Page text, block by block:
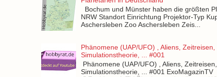
Bochum und Münster haben die größten
NRW Standort Einrichtung Projektor-Typ
Aschersleben Zoo Aschersleben Zeis...
Phänomene (UAP/UFO) , Aliens, Zeitreisen,
Simulationstheorie, ... #001
Phänomene (UAP/UFO) , Aliens, Zeitreisen,
Simulationstheorie, ... #001 ExoMagazinTV